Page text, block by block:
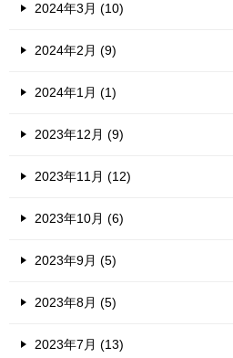
2024年3月 (10)
2024年2月 (9)
2024年1月 (1)
2023年12月 (9)
2023年11月 (12)
2023年10月 (6)
2023年9月 (5)
2023年8月 (5)
2023年7月 (13)